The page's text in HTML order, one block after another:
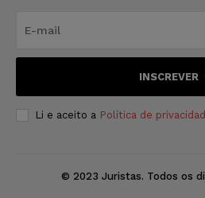
INSCREVER
Li e aceito a Política de
© 2023 Juristas. Todos os